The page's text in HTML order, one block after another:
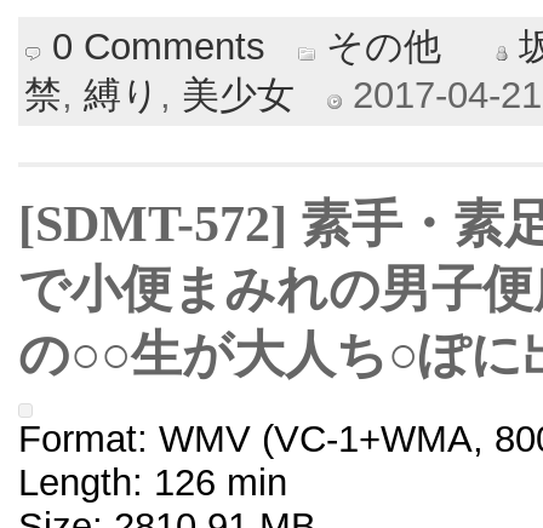
0 Comments
その他
禁, 縛り , 美少女 2017-04-
[SDMT-572] 素手・素
で小便まみれの男子
の○○生が大人ち○ぽに
Format: WMV (VC-1+WMA,
Length: 126 min